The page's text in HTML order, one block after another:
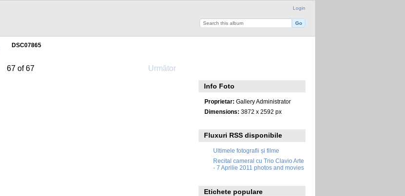
Login
DSC07865
67 of 67 Următor
Info Foto
Proprietar: Gallery Administrator
Dimensions: 3872 x 2592 px
Fluxuri RSS disponibile
Ultimele fotografii și filme
Recital cameral cu Trio Clavio Arte
- 7 Aprilie 2011 photos and movies
Etichete populare